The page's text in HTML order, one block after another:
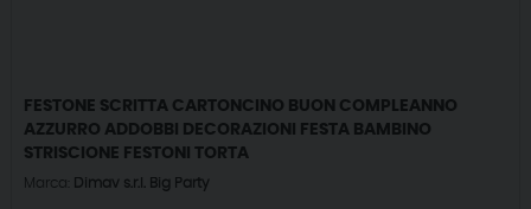
FESTONE SCRITTA CARTONCINO BUON COMPLEANNO
AZZURRO ADDOBBI DECORAZIONI FESTA BAMBINO
STRISCIONE FESTONI TORTA
Marca: Dimav s.r.l. Big Party